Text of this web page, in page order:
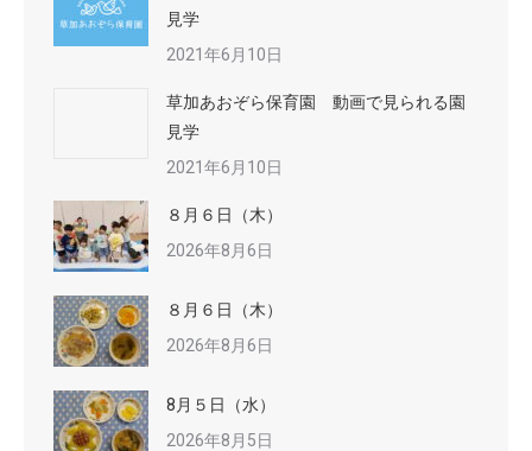
見学
2021年6月10日
草加あおぞら保育園 動画で見られる園
見学
2021年6月10日
８月６日（木）
2026年8月6日
８月６日（木）
2026年8月6日
8月５日（水）
2026年8月5日